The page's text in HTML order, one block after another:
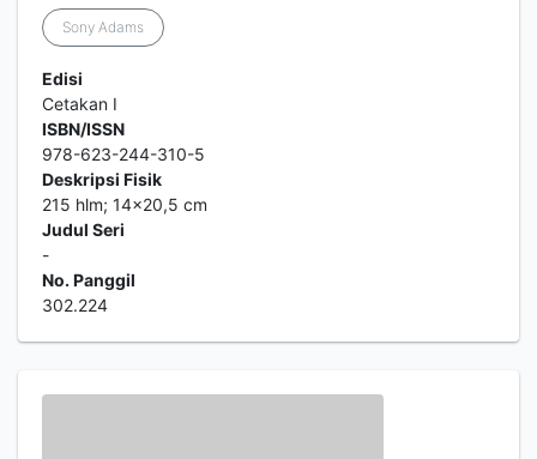
Sony Adams
Edisi
Cetakan I
ISBN/ISSN
978-623-244-310-5
Deskripsi Fisik
215 hlm; 14x20,5 cm
Judul Seri
-
No. Panggil
302.224